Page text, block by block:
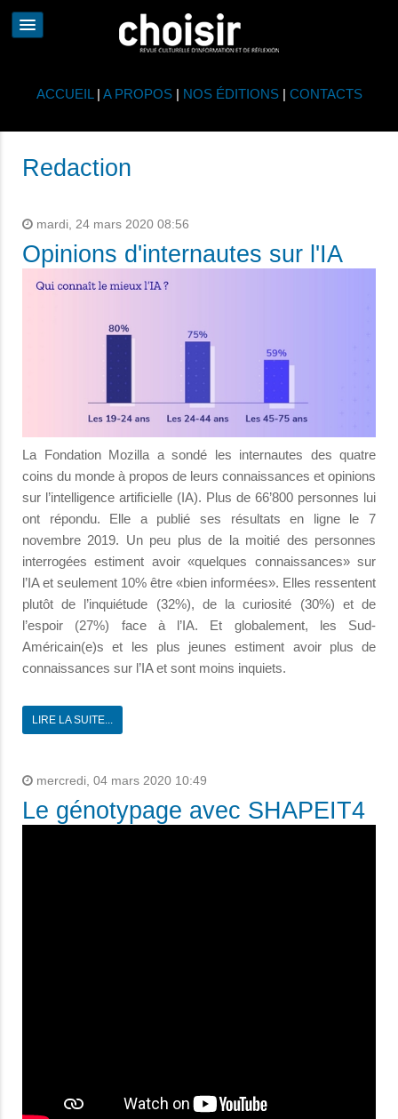
ACCUEIL | A PROPOS| NOS ÉDITIONS| CONTACTS
Redaction
mardi, 24 mars 2020 08:56
Opinions d'internautes sur l'IA
La Fondation Mozilla a sondé les internautes des quatre
coins du monde à propos de leurs connaissances et opinions
sur l’intelligence artificielle (IA). Plus de 66’800 personnes lui
ont répondu. Elle a publié ses résultats en ligne le 7
novembre 2019. Un peu plus de la moitié des personnes
interrogées estiment avoir «quelques connaissances» sur
l’IA et seulement 10% être «bien informées». Elles ressentent
plutôt de l’inquiétude (32%), de la curiosité (30%) et de
l’espoir (27%) face à l’IA. Et globalement, les Sud-
Américain(e)s et les plus jeunes estiment avoir plus de
connaissances sur l’IA et sont moins inquiets.
LIRE LA SUITE...
mercredi, 04 mars 2020 10:49
Le génotypage avec SHAPEIT4